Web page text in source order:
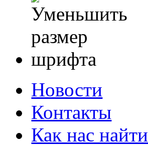
Новости
Контакты
Как нас найти